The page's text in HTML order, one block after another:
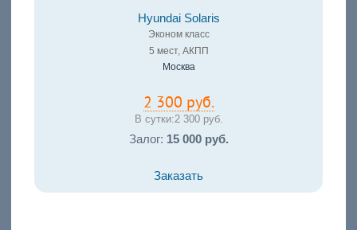
Hyundai Solaris
Эконом класс
5 мест, АКПП
Москва
2 300 руб.
В сутки:2 300 руб.
Залог: 15 000 руб.
Заказать